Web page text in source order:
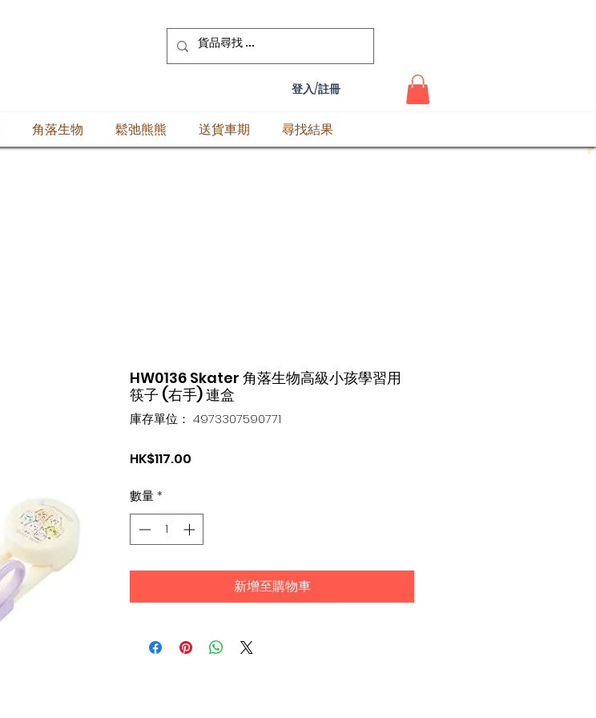
登入/註冊
角落生物 鬆弛熊熊 送貨車期 尋找結果
HW0136 Skater 角落生物高級小孩學習用
筷子 (右手) 連盒
庫存單位： 4973307590771
HK$117.00
數量*
新增至購物車